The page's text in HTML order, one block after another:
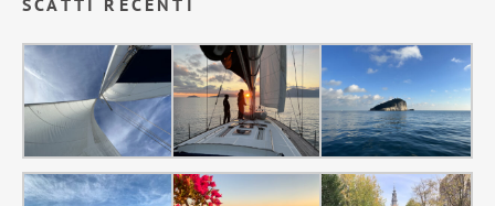
SCATTI RECENTI